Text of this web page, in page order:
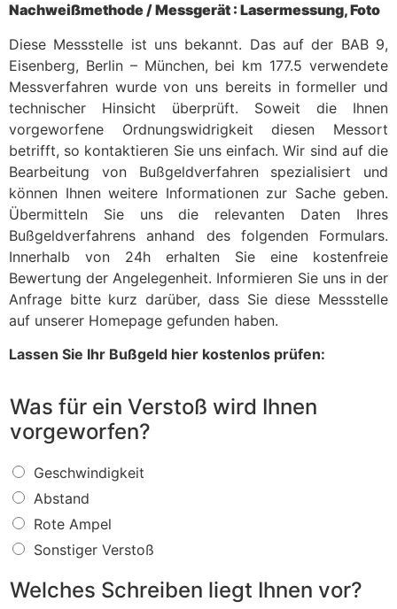
Nachweißmethode / Messgerät : Lasermessung, Foto
Diese Messstelle ist uns bekannt. Das auf der BAB 9,
Eisenberg, Berlin – München, bei km 177.5 verwendete
Messverfahren wurde von uns bereits in formeller und
technischer Hinsicht überprüft. Soweit die Ihnen
vorgeworfene Ordnungswidrigkeit diesen Messort
betrifft, so kontaktieren Sie uns einfach. Wir sind auf die
Bearbeitung von Bußgeldverfahren spezialisiert und
können Ihnen weitere Informationen zur Sache geben.
Übermitteln Sie uns die relevanten Daten Ihres
Bußgeldverfahrens anhand des folgenden Formulars.
Innerhalb von 24h erhalten Sie eine kostenfreie
Bewertung der Angelegenheit. Informieren Sie uns in der
Anfrage bitte kurz darüber, dass Sie diese Messstelle
auf unserer Homepage gefunden haben.
Lassen Sie Ihr Bußgeld hier kostenlos prüfen:
Was für ein Verstoß wird Ihnen
vorgeworfen?
W
a
s
f
ü
r
i
Geschwindigkeit
Abstand
Rote Ampel
Sonstiger Verstoß
Welches Schreiben liegt Ihnen vor?